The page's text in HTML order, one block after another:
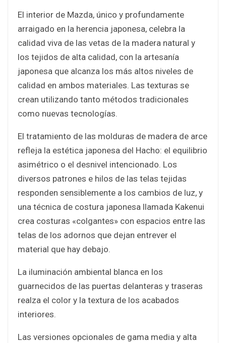
El interior de Mazda, único y profundamente
arraigado en la herencia japonesa, celebra la
calidad viva de las vetas de la madera natural y
los tejidos de alta calidad, con la artesanía
japonesa que alcanza los más altos niveles de
calidad en ambos materiales. Las texturas se
crean utilizando tanto métodos tradicionales
como nuevas tecnologías.
El tratamiento de las molduras de madera de arce
refleja la estética japonesa del Hacho: el equilibrio
asimétrico o el desnivel intencionado. Los
diversos patrones e hilos de las telas tejidas
responden sensiblemente a los cambios de luz, y
una técnica de costura japonesa llamada Kakenui
crea costuras «colgantes» con espacios entre las
telas de los adornos que dejan entrever el
material que hay debajo.
La iluminación ambiental blanca en los
guarnecidos de las puertas delanteras y traseras
realza el color y la textura de los acabados
interiores.
Las versiones opcionales de gama media y alta